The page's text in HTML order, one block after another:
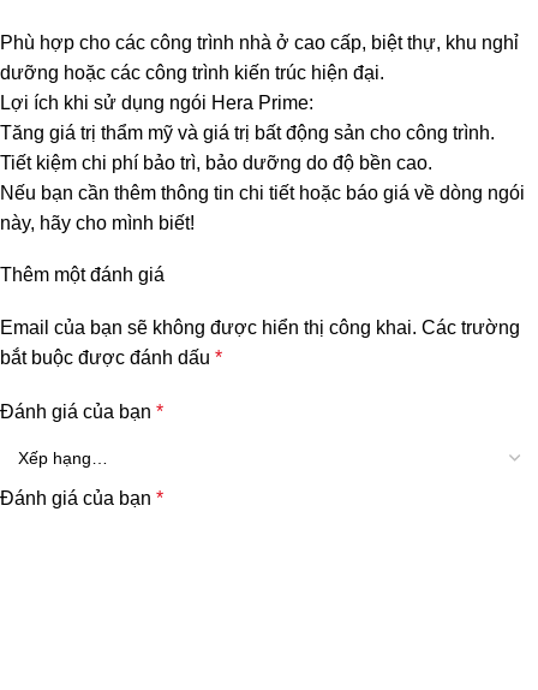
Phù hợp cho các công trình nhà ở cao cấp, biệt thự, khu nghỉ
dưỡng hoặc các công trình kiến trúc hiện đại.
Lợi ích khi sử dụng ngói Hera Prime:
Tăng giá trị thẩm mỹ và giá trị bất động sản cho công trình.
Tiết kiệm chi phí bảo trì, bảo dưỡng do độ bền cao.
Nếu bạn cần thêm thông tin chi tiết hoặc báo giá về dòng ngói
này, hãy cho mình biết!
Thêm một đánh giá
Email của bạn sẽ không được hiển thị công khai. Các trường
bắt buộc được đánh dấu *
Đánh giá của bạn *
Đánh giá của bạn *